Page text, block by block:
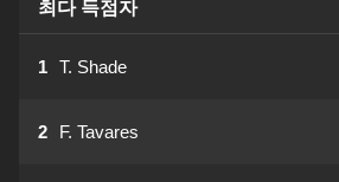
최다 득점자
1 T. Shade
2 F. Tavares